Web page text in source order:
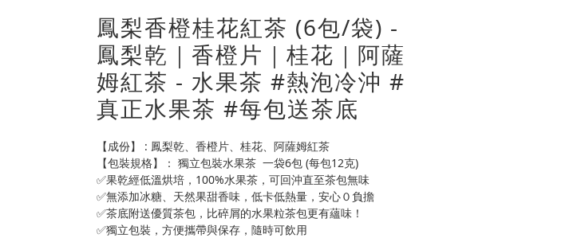
鳳梨香橙桂花紅茶 (6包/袋) -
鳳梨乾｜香橙片｜桂花｜阿薩
姆紅茶 - 水果茶 #熱泡冷沖 #
真正水果茶 #每包送茶底
【成份】 : 鳳梨乾、香橙片、桂花、阿薩姆紅茶
【包裝規格】： 獨立包裝水果茶  一袋6包 (每包12克)
✅果乾經低溫烘培，100%水果茶，可回沖直至茶包無味
✅無添加冰糖、天然果甜香味，低卡低熱量，安心０負擔
✅茶底附送優質茶包，比碎屑的水果粒茶包更有蘊味！
✅獨立包裝，方便攜帶與保存，隨時可飲用